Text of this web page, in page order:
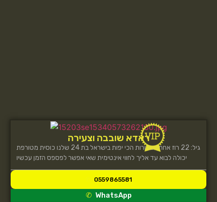
ראדא שובבה וצעירה
גיל: 22 רוז אחת הבחורות הכי יפות בישראל בת 24 שלנו כוסית מטורפת
יכולה לבוא עד אליך לחווי אינטימית שאי אפשר לפספס הזמן עכשיו
0559865581
WhatsApp